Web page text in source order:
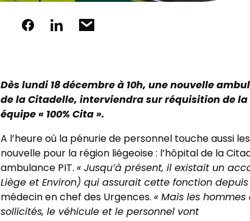
Dès lundi 18 décembre à 10h, une nouvelle
de la Citadelle, interviendra sur réquisition de
équipe « 100% Cita ».
A l’heure où la pénurie de personnel touche aussi
nouvelle pour la région liégeoise : l’hôpital de la
ambulance PIT.« Jusqu’à présent, il existait un
Liège et Environ) qui assurait cette fonction
médecin en chef des Urgences.« Mais les
sollicités, le véhicule et le personnel vont